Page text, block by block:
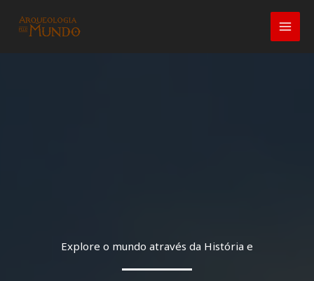
para
Explore o mundo através da História e